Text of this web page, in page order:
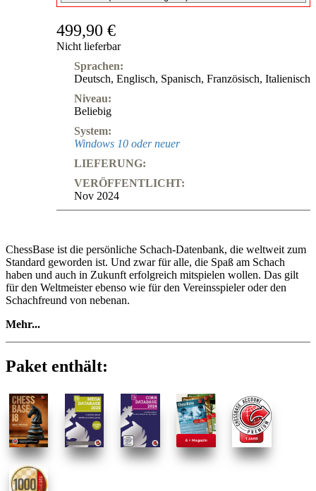
499,90 €
Nicht lieferbar
Sprachen:
Deutsch, Englisch, Spanisch, Französisch, Italienisch
Niveau:
Beliebig
System:
Windows 10 oder neuer
LIEFERUNG:
VERÖFFENTLICHT:
Nov 2024
ChessBase ist die persönliche Schach-Datenbank, die weltweit zum
Standard geworden ist. Und zwar für alle, die Spaß am Schach
haben und auch in Zukunft erfolgreich mitspielen wollen. Das gilt
für den Weltmeister ebenso wie für den Vereinsspieler oder den
Schachfreund von nebenan.
INSPIRIERENDER
durch Stilanalyse von Spielern und Suche nach strategischen
INTEGRATIVER
durch die Einbindung von Lichess und die API zu chess.com
INFORMATIVER durch Abgleich von Lichess Accounts
INDIVIDUELL PERFORMANT UND MOBIL
durch neue Cloud Engine-Technik und ChessBase mobile App
Mehr...
Paket enthält: